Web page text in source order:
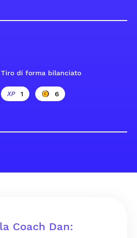
Tiro di forma bilanciato
1 6
Coach Dan: